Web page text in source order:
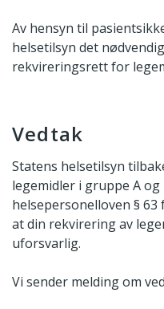
Av hensyn til
helsetilsyn det
rekvireringsrett for
Vedtak
Statens helsetilsyn
legemidler i gruppe A og
helsepersonelloven §
at din rekvirering av
uforsvarlig.
Vi sender melding om